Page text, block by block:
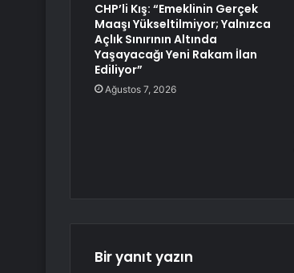
CHP’li Kış: “Emeklinin Gerçek
Maaşı Yükseltilmiyor; Yalnızca
Açlık Sınırının Altında
Yaşayacağı Yeni Rakam İlan
Ediliyor”
Ağustos 7, 2026
Bir yanıt yazın